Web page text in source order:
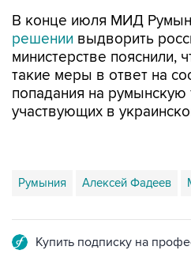
В конце июля МИД
решении выдворить
министерстве пояснили,
такие меры в ответ на
попадания на
участвующих в
Румыния Алексей Фадеев
Купить подписку на